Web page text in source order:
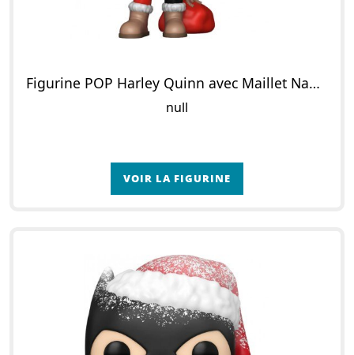
Figurine POP Harley Quinn avec Maillet Naughty (Noël)
null
VOIR LA FIGURINE